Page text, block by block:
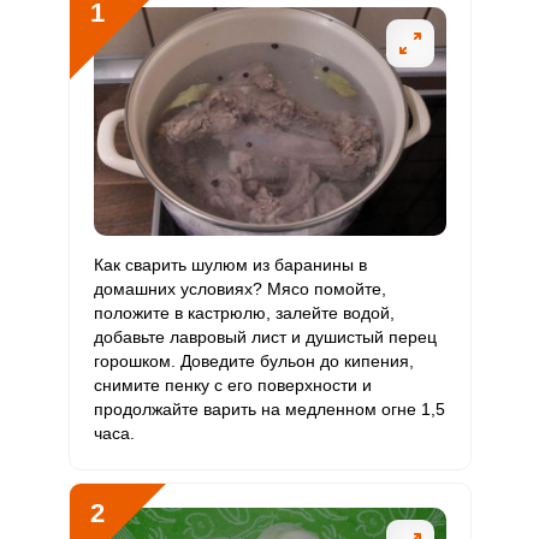
Витамин
В6
2 мг 17.8
Витамин
В9
100 мкг 400 мкг 1.4 2.5
Витамин
30 мкг 3 мкг 57.9
Витамин
С
31.4 мкг 90 мкг 2
Витамин
D
0 0
Витамин
E
Биотин
1
Как сварить шулюм из баранины в
домашних условиях? Мясо помойте,
положите в кастрюлю, залейте водой,
добавьте лавровый лист и душистый перец
горошком. Доведите бульон до кипения,
снимите пенку с его поверхности и
продолжайте варить на медленном огне 1,5
часа.
2
ВХОД НА САЙТ РЕГИСТРАЦИЯ
Войдите
с помощью социальных сетей:
или
1 ИЗ 6
Сообщить об ошибке